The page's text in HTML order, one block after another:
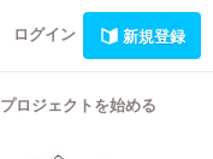
ログイン 新規登録
プロジェクトを始める